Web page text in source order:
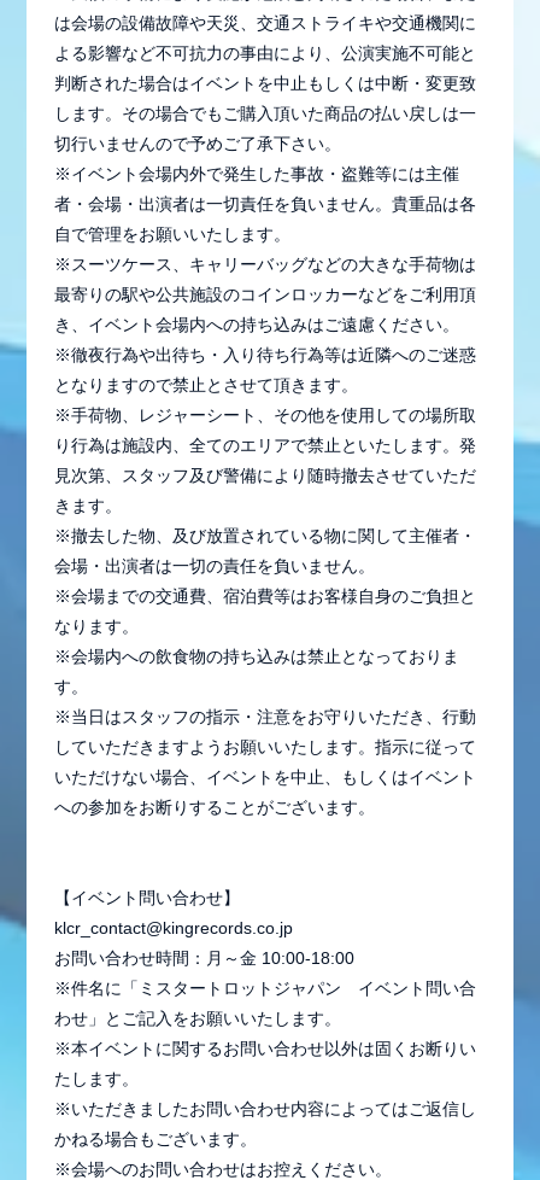
は会場の設備故障や天災、交通ストライキや交通機関に
よる影響など不可抗力の事由により、公演実施不可能と
判断された場合はイベントを中止もしくは中断・変更致
します。その場合でもご購入頂いた商品の払い戻しは一
切行いませんので予めご了承下さい。
※イベント会場内外で発生した事故・盗難等には主催
者・会場・出演者は一切責任を負いません。貴重品は各
自で管理をお願いいたします。
※スーツケース、キャリーバッグなどの大きな手荷物は
最寄りの駅や公共施設のコインロッカーなどをご利用頂
き、イベント会場内への持ち込みはご遠慮ください。
※徹夜行為や出待ち・入り待ち行為等は近隣へのご迷惑
となりますので禁止とさせて頂きます。
※手荷物、レジャーシート、その他を使用しての場所取
り行為は施設内、全てのエリアで禁止といたします。発
見次第、スタッフ及び警備により随時撤去させていただ
きます。
※撤去した物、及び放置されている物に関して主催者・
会場・出演者は一切の責任を負いません。
※会場までの交通費、宿泊費等はお客様自身のご負担と
なります。
※会場内への飲食物の持ち込みは禁止となっておりま
す。
※当日はスタッフの指示・注意をお守りいただき、行動
していただきますようお願いいたします。指示に従って
いただけない場合、イベントを中止、もしくはイベント
への参加をお断りすることがございます。
【イベント問い合わせ】
klcr_contact@kingrecords.co.jp
お問い合わせ時間：月～金 10:00-18:00
※件名に「ミスタートロットジャパン イベント問い合
わせ」とご記入をお願いいたします。
※本イベントに関するお問い合わせ以外は固くお断りい
たします。
※いただきましたお問い合わせ内容によってはご返信し
かねる場合もございます。
※会場へのお問い合わせはお控えください。